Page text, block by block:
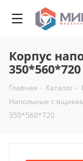
Корпус
350*560*720
Главная - Каталог -
Напольные с
350*560*720